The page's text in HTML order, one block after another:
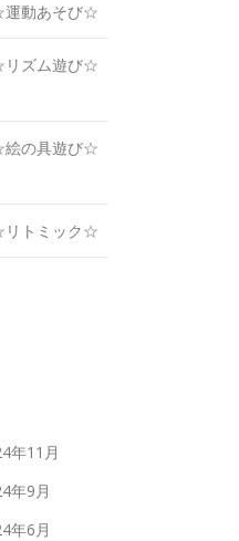
運動あそび☆
リズム遊び☆
絵の具遊び☆
リトミック☆
年11月
年9月
年6月